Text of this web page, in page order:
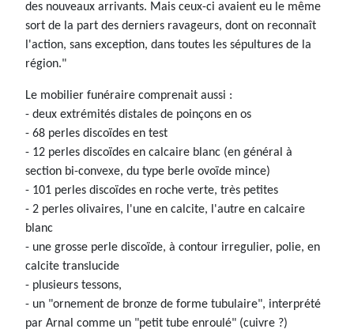
des nouveaux arrivants. Mais ceux-ci avaient eu le même
sort de la part des derniers ravageurs, dont on reconnaît
l'action, sans exception, dans toutes les sépultures de la
région."
Le mobilier funéraire comprenait aussi :
- deux extrémités distales de poinçons en os
- 68 perles discoïdes en test
- 12 perles discoïdes en calcaire blanc (en général à
section bi-convexe, du type berle ovoïde mince)
- 101 perles discoïdes en roche verte, très petites
- 2 perles olivaires, l'une en calcite, l'autre en calcaire
blanc
- une grosse perle discoïde, à contour irregulier, polie, en
calcite translucide
- plusieurs tessons,
- un "ornement de bronze de forme tubulaire", interprété
par Arnal comme un "petit tube enroulé" (cuivre ?)